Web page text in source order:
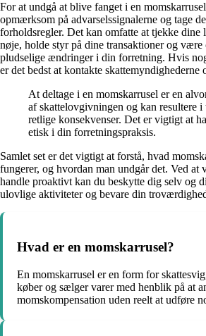
For at undgå at blive fanget i en
opmærksom på advarselssignalerne og tage
forholdsregler. Det kan omfatte at tjekke dine
nøje, holde styr på dine transaktioner og
pludselige ændringer i din forretning. Hvis
er det bedst at kontakte skattemyndighederne
At deltage i en momskarrusel er en
af skattelovgivningen og kan resultere i
retlige konsekvenser. Det er vigtigt at
etisk i din forretningspraksis.
Samlet set er det vigtigt at forstå, hvad
fungerer, og hvordan man undgår det. Ved
handle proaktivt kan du beskytte dig selv og
ulovlige aktiviteter og bevare din
Hvad er en momskarrusel?
En momskarrusel er en form for
køber og sælger varer med henblik på at
momskompensation uden reelt at udføre